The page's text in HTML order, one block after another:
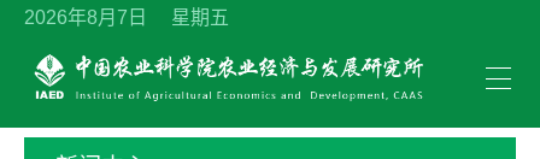
2026年8月7日 星期五